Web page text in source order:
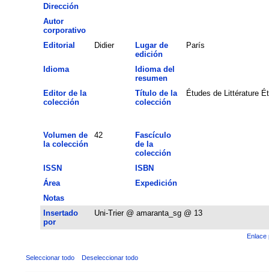
Dirección
Autor
corporativo
Editorial
Didier
Lugar de
edición
París
Idioma
Idioma del
resumen
Editor de la
colección
Título de la
colección
Études de Littérature
Volumen de
la colección
42
Fascículo
de la
colección
ISSN
ISBN
Área
Expedición
Notas
Insertado
por
Uni-Trier @ amaranta_sg @ 13
Enlace
Seleccionar todo Deseleccionar todo